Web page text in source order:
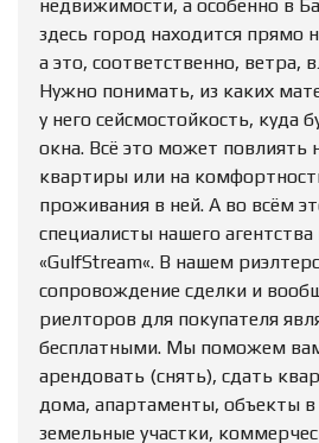
недвижимости, а особенно в
здесь город находится прямо
а это, соответственно, ветра,
Нужно понимать, из каких
у него сейсмостойкость, куда
окна. Всё это может повлиять
квартиры или на
проживания в ней. А во всём
специалисты нашего
«GulfStream«. В нашем
сопровождение сделки и
риелторов для покупателя
бесплатными. Мы поможем
арендовать (снять), сдать
дома, апартаменты, объекты в
земельные участки,